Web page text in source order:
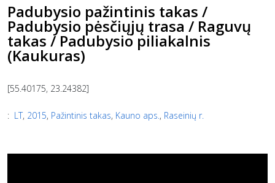
Padubysio pažintinis takas /
Padubysio pėsčiųjų trasa / Raguvų
takas / Padubysio piliakalnis
(Kaukuras)
[55.40175, 23.24382]
: LT, 2015, Pažintinis takas, Kauno aps. , Raseinių r.